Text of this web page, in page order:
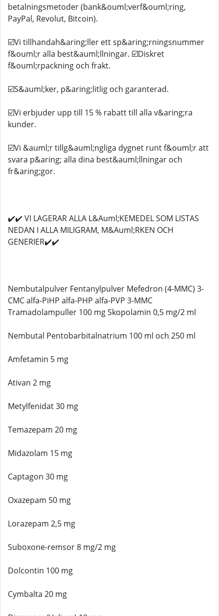
betalningsmetoder (bank&ouml;verf&ouml;ring,
PayPal, Revolut, Bitcoin).
☑️Vi tillhandah&aring;ller ett sp&aring;rningsnummer
f&ouml;r alla best&auml;llningar. ☑️Diskret
f&ouml;rpackning och frakt.
☑️S&auml;ker, p&aring;litlig och garanterad.
☑️Vi erbjuder upp till 15 % rabatt till alla v&aring;ra
kunder.
☑️Vi &auml;r tillg&auml;ngliga dygnet runt f&ouml;r att
svara p&aring; alla dina best&auml;llningar och
fr&aring;gor.
✔️✔️ VI LAGERAR ALLA L&Auml;KEMEDEL SOM LISTAS
NEDAN I ALLA MILIGRAM, M&Auml;RKEN OCH
GENERIER✔️✔️
Nembutalpulver Fentanylpulver Mefedron (4-MMC) 3-
CMC alfa-PiHP alfa-PHP alfa-PVP 3-MMC
Tramadolampuller 100 mg Skopolamin 0,5 mg/2 ml
Nembutal Pentobarbitalnatrium 100 ml och 250 ml
Amfetamin 5 mg
Ativan 2 mg
Metylfenidat 30 mg
Temazepam 20 mg
Midazolam 15 mg
Captagon 30 mg
Oxazepam 50 mg
Lorazepam 2,5 mg
Suboxone-remsor 8 mg/2 mg
Dolcontin 100 mg
Cymbalta 20 mg